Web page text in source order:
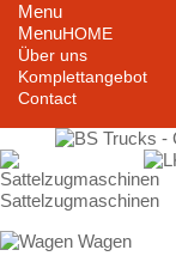
Menu
MenuHOME
Über uns
Komplettangebot
Contact
Sattelzugmaschinen
Wagen